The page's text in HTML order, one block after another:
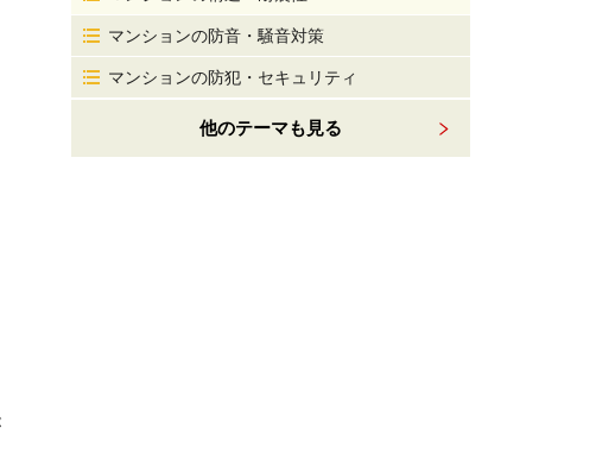
マンションの防音・騒音対策
マンションの防犯・セキュリティ
他のテーマも見る